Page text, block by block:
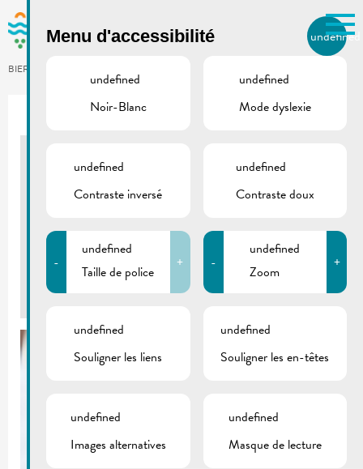
Skip to main content
BIERGER.REMICH.LU
Utilisez la recherche pour
Comme par exemple des contacts, des
Ovation de Paulette Lenert
11/05/2019
Menu d'accessibilité undefined
undefined
Noir-Blanc
undefined
Mode dyslexie
undefined
Contraste inversé
undefined
Contraste doux
-
undefined
Taille de police
+ -
undefined
Zoom
+
undefined
Souligner les liens
undefined
Souligner les en-têtes
undefined
Images alternatives
undefined
Masque de lecture